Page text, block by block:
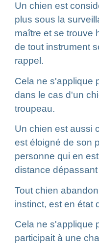
Un chien est
plus sous la
maître et se trouve
de tout instrument
rappel.
Cela ne s'applique
dans le cas d'un
troupeau.
Un chien est aussi
est éloigné de son
personne qui en
distance
Tout chien
instinct, est en état
Cela ne s'applique
participait à une